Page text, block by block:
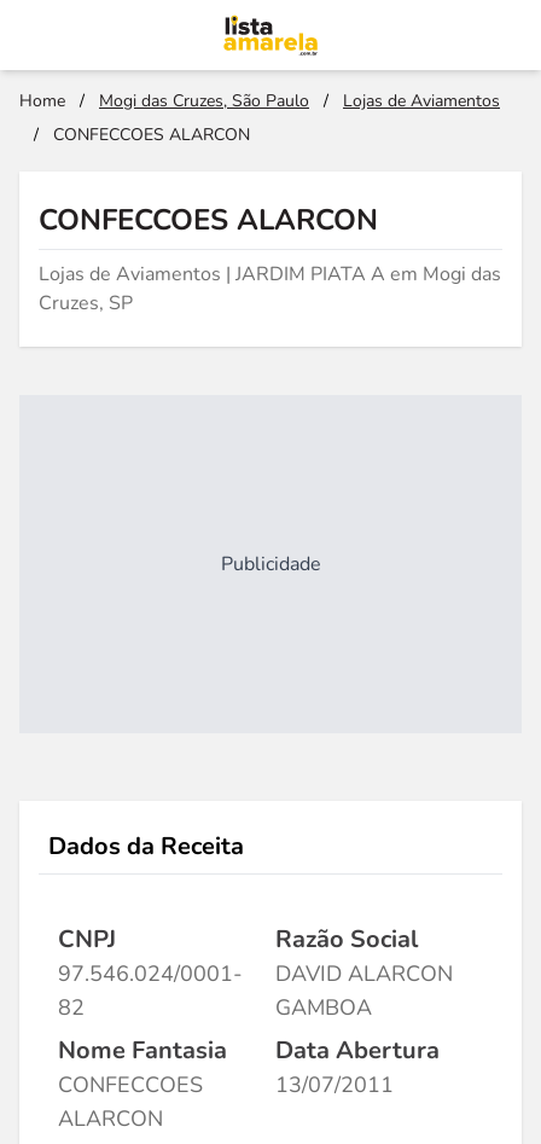
Home / Mogi das Cruzes, São Paulo /
Lojas de Aviamentos
/
CONFECCOES ALARCON
CONFECCOES ALARCON
Lojas de Aviamentos | JARDIM PIATA A em Mogi das
Cruzes, SP
Publicidade
Dados da Receita
CNPJ
97.546.024/0001-
82
Razão Social
DAVID ALARCON
GAMBOA
Nome Fantasia
CONFECCOES
ALARCON
Data Abertura
13/07/2011